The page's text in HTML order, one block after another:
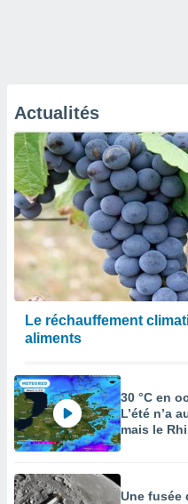
Actualités
Le réchauffement
aliments
30 °C en
L’été n’a
mais le
Une fusée